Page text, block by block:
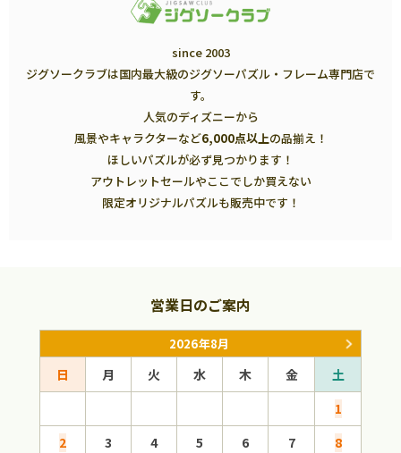
since 2003
ジグソークラブは国内最大級のジグソーパズル・フレーム専門店で
す。
人気のディズニーから
風景やキャラクターなど6,000点以上の品揃え！
ほしいパズルが必ず見つかります！
アウトレットセールやここでしか買えない
限定オリジナルパズルも販売中です！
営業日のご案内
2026年8月
日 月 火 水 木 金
土
1
2
3 4 5 6 7
8